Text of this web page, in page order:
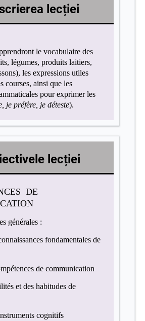
lecției
le vocabulaire des
légumes, produits laitiers,
les expressions utiles
courses, ainsi que les
pour exprimer les
je préfère, je déteste).
lecției
DE
générales :
fondamentales de
de communication
et des habitudes de
cognitifs